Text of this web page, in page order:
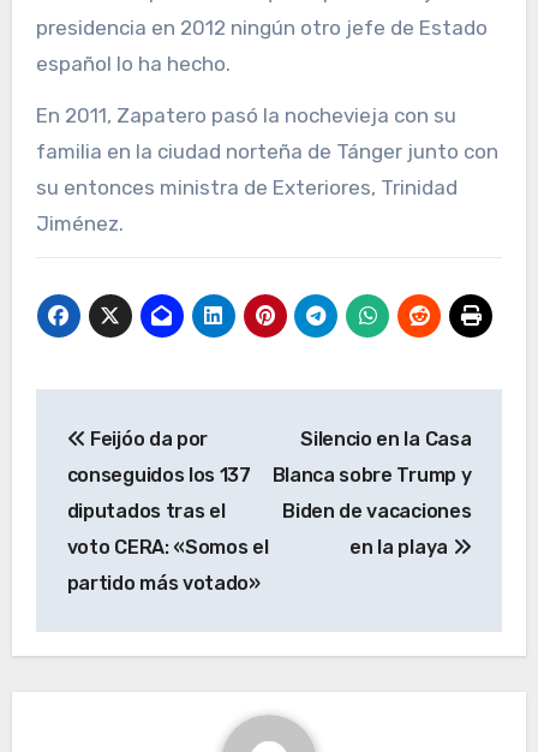
presidencia en 2012 ningún otro jefe de Estado
español lo ha hecho.
En 2011, Zapatero pasó la nochevieja con su
familia en la ciudad norteña de Tánger junto con
su entonces ministra de Exteriores, Trinidad
Jiménez.
de
entradas
Feijóo da por
conseguidos los 137
diputados tras el
voto CERA: «Somos el
partido más votado»
Silencio en la Casa
Blanca sobre Trump y
Biden de vacaciones
en la playa